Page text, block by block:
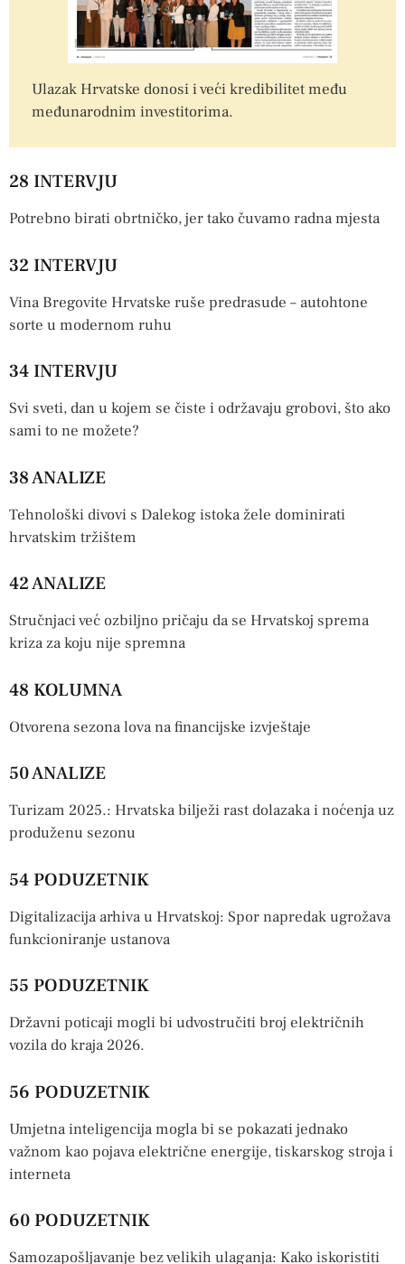
Ulazak Hrvatske donosi i veći kredibilitet među
međunarodnim investitorima.
28 INTERVJU
Potrebno birati obrtničko, jer tako čuvamo radna mjesta
32 INTERVJU
Vina Bregovite Hrvatske ruše predrasude – autohtone
sorte u modernom ruhu
34 INTERVJU
Svi sveti, dan u kojem se čiste i održavaju grobovi, što ako
sami to ne možete?
38 ANALIZE
Tehnološki divovi s Dalekog istoka žele dominirati
hrvatskim tržištem
42 ANALIZE
Stručnjaci već ozbiljno pričaju da se Hrvatskoj sprema
kriza za koju nije spremna
48 KOLUMNA
Otvorena sezona lova na financijske izvještaje
50 ANALIZE
Turizam 2025.: Hrvatska bilježi rast dolazaka i noćenja uz
produženu sezonu
54 PODUZETNIK
Digitalizacija arhiva u Hrvatskoj: Spor napredak ugrožava
funkcioniranje ustanova
55 PODUZETNIK
Državni poticaji mogli bi udvostručiti broj električnih
vozila do kraja 2026.
56 PODUZETNIK
Umjetna inteligencija mogla bi se pokazati jednako
važnom kao pojava električne energije, tiskarskog stroja i
interneta
60 PODUZETNIK
Samozapošljavanje bez velikih ulaganja: Kako iskoristiti